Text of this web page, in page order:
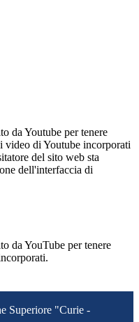
da Youtube per tenere
video di Youtube incorporati
del sito web sta
dell'interfaccia di
da YouTube per tenere
Superiore "Curie -